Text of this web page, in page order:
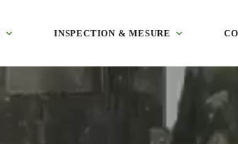
INSPECTION & MESURE